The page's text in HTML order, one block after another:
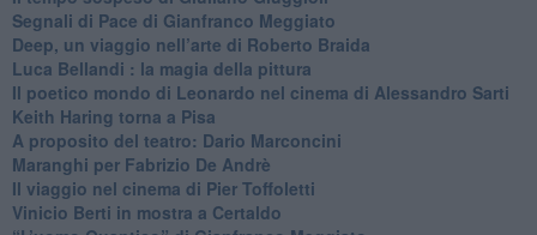
Segnali di Pace di Gianfranco Meggiato
​Deep, un viaggio nell’arte di Roberto Braida
​Luca Bellandi : la magia della pittura
​Il poetico mondo di Leonardo nel cinema di Alessandro Sarti
​Keith Haring torna a Pisa
​A proposito del teatro: Dario Marconcini
Maranghi per Fabrizio De Andrè
​Il viaggio nel cinema di Pier Toffoletti
Vinicio Berti in mostra a Certaldo